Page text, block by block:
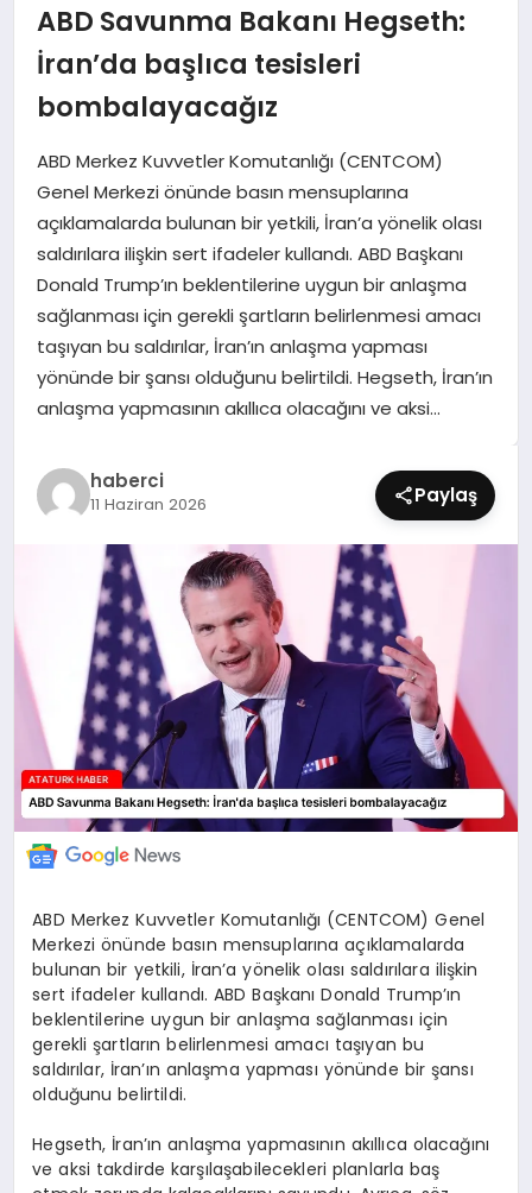
EKONOMI
MAGAZIN
SAĞLIK
SIYASET
SPOR
TEKNOLOJI
YAŞAM
ABD Savunma Bakanı Hegseth:
İran’da başlıca tesisleri
bombalayacağız
ABD Merkez Kuvvetler Komutanlığı (CENTCOM)
Genel Merkezi önünde basın mensuplarına
açıklamalarda bulunan bir yetkili, İran’a yönelik olası
saldırılara ilişkin sert ifadeler kullandı. ABD Başkanı
Donald Trump’ın beklentilerine uygun bir anlaşma
sağlanması için gerekli şartların belirlenmesi amacı
taşıyan bu saldırılar, İran’ın anlaşma yapması
yönünde bir şansı olduğunu belirtildi. Hegseth, İran’ın
anlaşma yapmasının akıllıca olacağını ve aksi…
haberci
11 Haziran 2026 Paylaş
ABD Merkez Kuvvetler Komutanlığı (CENTCOM) Genel
Merkezi önünde basın mensuplarına açıklamalarda
bulunan bir yetkili, İran’a yönelik olası saldırılara ilişkin
sert ifadeler kullandı. ABD Başkanı Donald Trump’ın
beklentilerine uygun bir anlaşma sağlanması için
gerekli şartların belirlenmesi amacı taşıyan bu
saldırılar, İran’ın anlaşma yapması yönünde bir şansı
olduğunu belirtildi.
Hegseth, İran’ın anlaşma yapmasının akıllıca olacağını
ve aksi takdirde karşılaşabilecekleri planlarla baş